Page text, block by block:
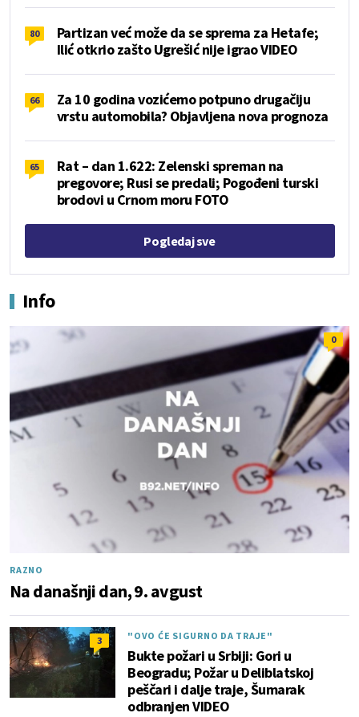
80
Partizan već može da se sprema za Hetafe;
Ilić otkrio zašto Ugrešić nije igrao VIDEO
66
Za 10 godina vozićemo potpuno drugačiju
vrstu automobila? Objavljena nova prognoza
65
Rat – dan 1.622: Zelenski spreman na
pregovore; Rusi se predali; Pogođeni turski
brodovi u Crnom moru FOTO
Pogledaj sve
Info
0
RAZNO
Na današnji dan, 9. avgust
3 "OVO ĆE SIGURNO DA TRAJE"
Bukte požari u Srbiji: Gori u
Beogradu; Požar u Deliblatskoj
peščari i dalje traje, Šumarak
odbranjen VIDEO